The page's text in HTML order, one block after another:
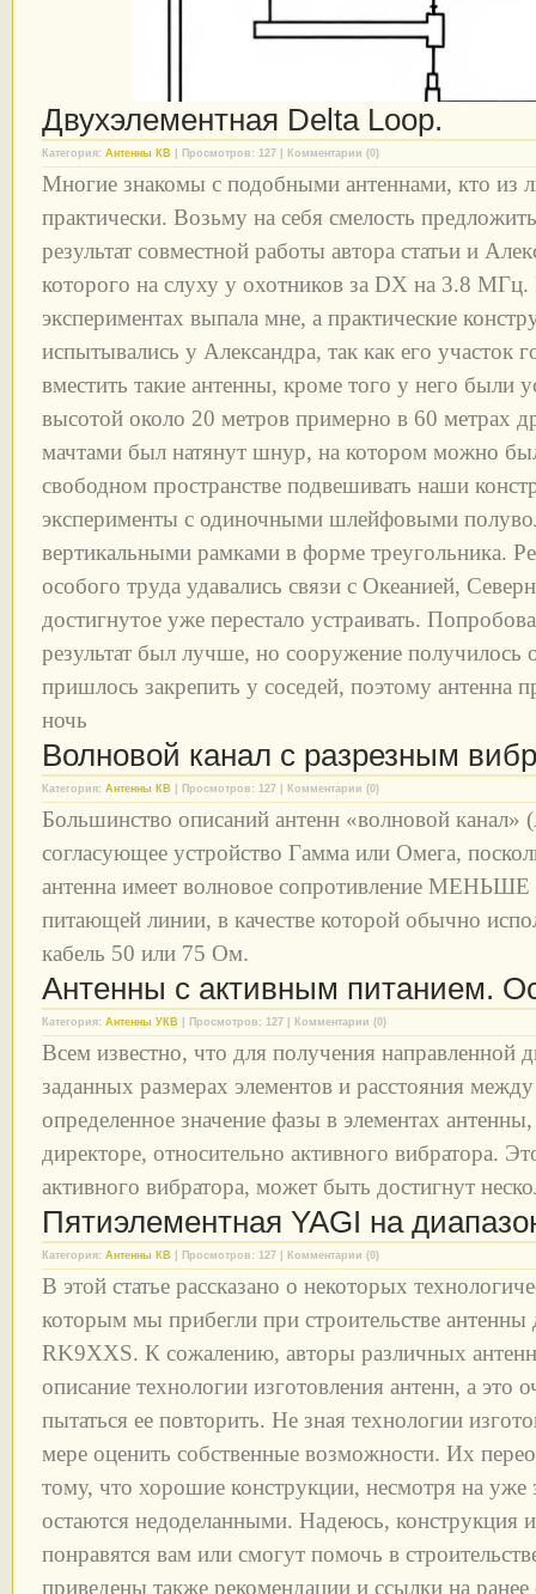
Двухэлементная Delta Loop.
Категория: Антенны КВ | Просмотров: 127 | Комментарии (0)
Многие знакомы с подобными антеннами, кто из
практически. Возьму на себя смелость
результат совместной работы автора статьи и
которого на слуху у охотников за DX на 3.8 МГц.
экспериментах выпала мне, а практические
испытывались у Александра, так как его участок
вместить такие антенны, кроме того у него были
высотой около 20 метров примерно в 60 метрах
мачтами был натянут шнур, на котором можно
свободном пространстве подвешивать наши
эксперименты с одиночными шлейфовыми
вертикальными рамками в форме треугольника.
особого труда удавались связи с Океанией,
достигнутое уже перестало устраивать.
результат был лучше, но сооружение получилось
пришлось закрепить у соседей, поэтому антенна
ночь
Волновой канал с разрезным
Категория: Антенны КВ | Просмотров: 127 | Комментарии (0)
Большинство описаний антенн «волновой канал»
согласующее устройство Гамма или Омега,
антенна имеет волновое сопротивление МЕНЬШЕ
питающей линии, в качестве которой обычно
кабель 50 или 75 Ом.
Антенны с активным питанием.
Категория: Антенны УКВ | Просмотров: 127 | Комментарии (0)
Всем известно, что для получения направленной
заданных размерах элементов и расстояния
определенное значение фазы в элементах
директоре, относительно активного вибратора.
активного вибратора, может быть достигнут
Пятиэлементная YAGI на
Категория: Антенны КВ | Просмотров: 127 | Комментарии (0)
В этой статье рассказано о некоторых
которым мы прибегли при строительстве антенны
RK9XXS. К сожалению, авторы различных
описание технологии изготовления антенн, а это
пытаться ее повторить. Не зная технологии
мере оценить собственные возможности. Их
тому, что хорошие конструкции, несмотря на уже
остаются недоделанными. Надеюсь, конструкция
понравятся вам или смогут помочь в
приведены также рекомендации и ссылки на